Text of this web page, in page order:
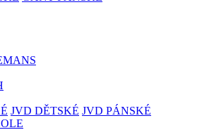
JVD DĚTSKÉ JVD PÁNSKÉ